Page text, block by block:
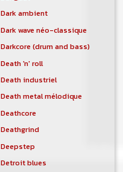
Dark ambient
Dark wave néo-classique
Darkcore (drum and bass)
Death 'n' roll
Death industriel
Death metal mélodique
Deathcore
Deathgrind
Deepstep
Detroit blues